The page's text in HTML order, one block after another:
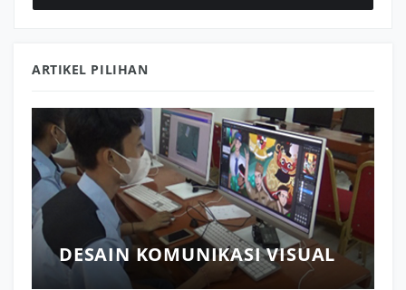
ARTIKEL PILIHAN
DESAIN KOMUNIKASI VISUAL